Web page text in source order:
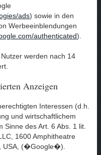
ads) sowie in den
Werbeeinblendungen
authenticated).
werden nach 14
Anzeigen
Interessen (d.h.
und wirtschaftlichem
des Art. 6 Abs. 1 lit.
1600 Amphitheatre
USA, (�Google�).